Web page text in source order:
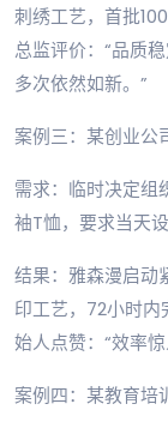
刺绣工艺，首批
总监评价：“品质
多次依然如新。”
案例三：某创业公
需求：临时决定
袖T恤，要求当天
结果：雅森漫启动
印工艺，72小时
始人点赞：“效率
案例四：某教育培